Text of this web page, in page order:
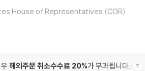
House of Representatives (COR)
해외주문 취소수수료 20%가 부과됩니다.